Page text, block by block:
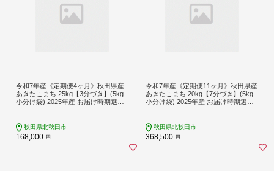
令和7年産《定期便4ヶ月》秋田県産
あきたこまち 25kg【3分づき】(5kg
小分け袋) 2025年産 お届け時期選べ
あきたこまち 米どころ 東北 北秋田
市 定期便 毎月お届け]
秋田県北秋田市
168,000 円
令和7年産《定期便11ヶ月》秋田県産
あきたこまち 20kg【7分づき】(5kg
小分け袋) 2025年産 お届け時期選べ
あきたこまち 米どころ 東北 北秋田
市 定期便 毎月お届け]
秋田県北秋田市
368,500 円